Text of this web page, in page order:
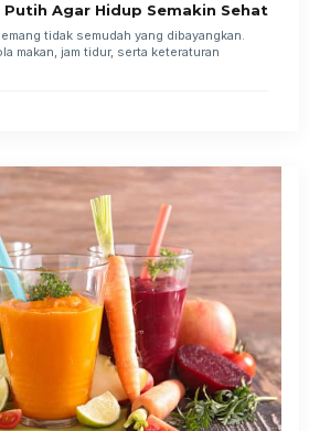
Putih Agar Hidup Semakin Sehat
tidak semudah yang dibayangkan.
makan, jam tidur, serta keteraturan